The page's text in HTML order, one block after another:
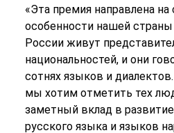
«Эта премия направлена на
особенности нашей
России живут
национальностей, и они
сотнях языков и
мы хотим отметить тех
заметный вклад в
русского языка и языков